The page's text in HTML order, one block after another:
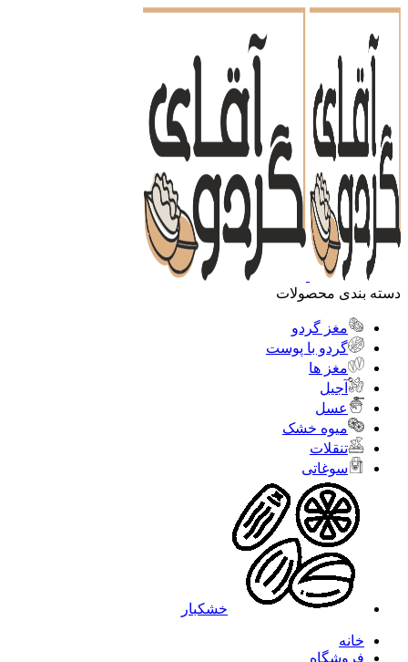
دسته بندی محصولات
مغز گردو
گردو با پوست
مغز ها
آجیل
عسل
میوه خشک
تنقلات
سوغاتی
خشکبار
خانه
فروشگاه